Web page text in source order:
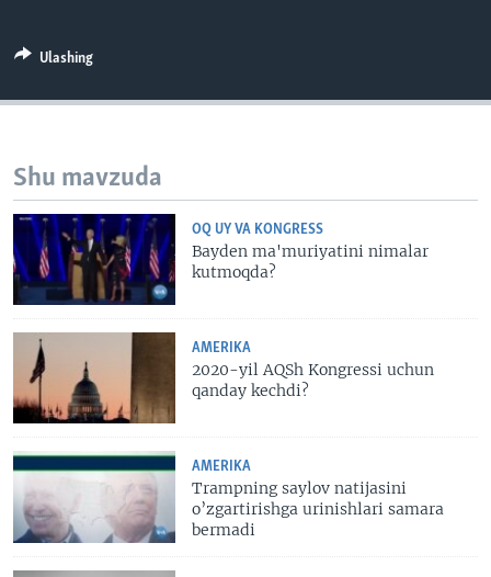
Ulashing
Shu mavzuda
OQ UY VA KONGRESS
Bayden ma'muriyatini nimalar
kutmoqda?
AMERIKA
2020-yil AQSh Kongressi uchun
qanday kechdi?
AMERIKA
Trampning saylov natijasini
o’zgartirishga urinishlari samara
bermadi